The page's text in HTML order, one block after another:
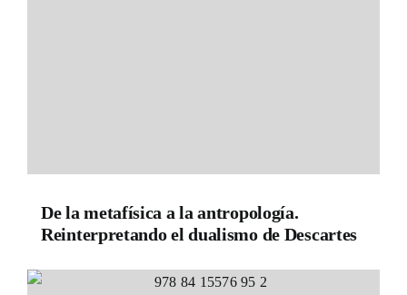
De la metafísica a la antropología.
Reinterpretando el dualismo de Descartes